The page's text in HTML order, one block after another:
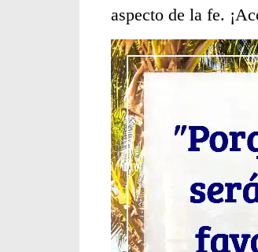
aspecto de la fe.